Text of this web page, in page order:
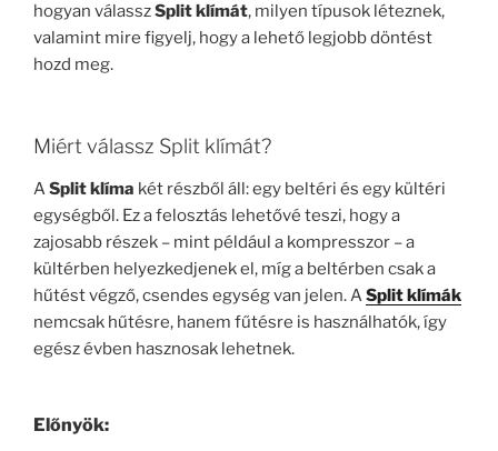
hogyan válasszSplit klímát, milyen típusok léteznek,
valamint mire figyelj, hogy a lehető legjobb döntést
hozd meg.
Miért válassz Split klímát?
ASplit klíma két részből áll: egy beltéri és egy kültéri
egységből. Ez a felosztás lehetővé teszi, hogy a
zajosabb részek – mint például a kompresszor – a
kültérben helyezkedjenek el, míg a beltérben csak a
hűtést végző, csendes egység van jelen. ASplit klímák
nemcsak hűtésre, hanem fűtésre is használhatók, így
egész évben hasznosak lehetnek.
Előnyök: